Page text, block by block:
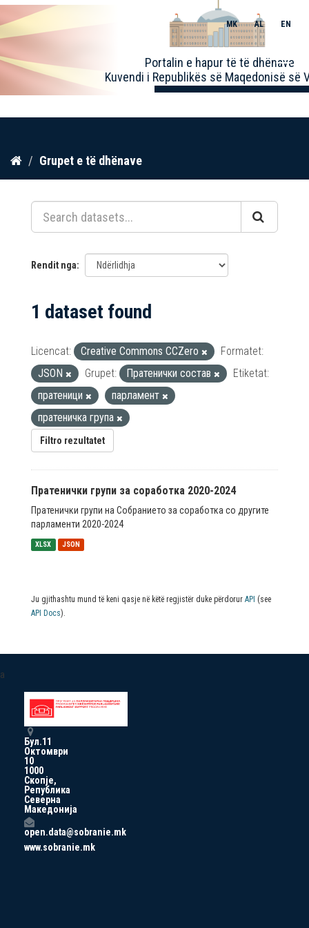
Kalo
përmbajtja
Portalin e hapur të të dhënave
Kuvendi i Republikës së Maqedonisë së
MK AL EN
Toggle
Grupet e të dhënave
Rendit nga
1 dataset found
Licencat: Creative Commons CCZero
Formatet:
JSON
Grupet: Пратенички состав
Etiketat:
пратеници
парламент
пратеничка група
Filtro rezultatet
Пратенички групи за соработка 2020-2024
Пратенички групи на Собранието за соработка со другите
парламенти 2020-2024
XLSX JSON
Ju gjithashtu mund të keni qasje në këtë regjistër duke përdorur API (see
API Docs).
a
Бул.11
Октомври
10
1000
Скопје,
Република
Северна
Македонија
open.data@sobranie.mk
www.sobranie.mk